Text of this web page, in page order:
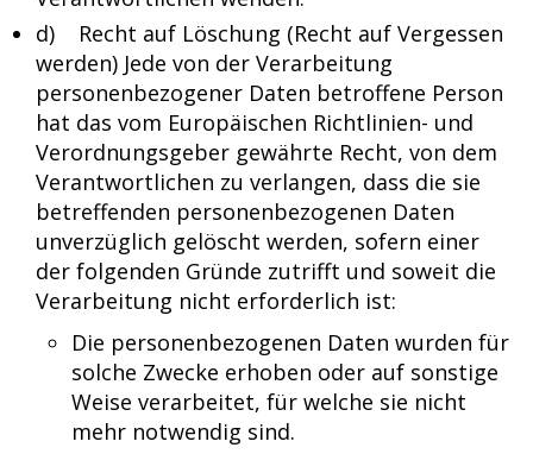
d) Recht auf Löschung (Recht auf Vergessen
werden) Jede von der Verarbeitung
personenbezogener Daten betroffene Person
hat das vom Europäischen Richtlinien- und
Verordnungsgeber gewährte Recht, von dem
Verantwortlichen zu verlangen, dass die sie
betreffenden personenbezogenen Daten
unverzüglich gelöscht werden, sofern einer
der folgenden Gründe zutrifft und soweit die
Verarbeitung nicht erforderlich ist:
Die personenbezogenen Daten wurden für
solche Zwecke erhoben oder auf sonstige
Weise verarbeitet, für welche sie nicht
mehr notwendig sind.